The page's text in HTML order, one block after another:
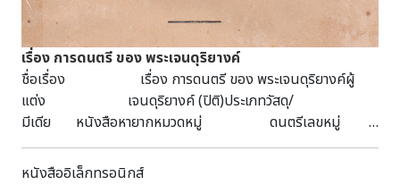
เรื่อง การดนตรี ของ พระเจนดุริยางค์
ชื่อเรื่อง เรื่อง การดนตรี ของ พระเจนดุริยางค์ผู้
แต่ง เจนดุริยางค์ (ปิติ)ประเภทวัสดุ/
มีเดีย หนังสือหายากหมวดหมู่ ดนตรีเลขหมู่
781.69591 พ323รสสถานที่พิมพ์ พระนคร
สำนักพิมพ์ เจริญศิลป์การพิมพ์ปีที่
หนังสืออิเล็กทรอนิกส์